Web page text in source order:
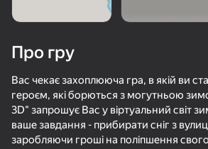
Ломай и Круши
Крафт боевой машины из блоков
76
Про гру
Вас чекає захоплююча гра, в якій ви
героєм, які борються з могутньою
3D" запрошує Вас у віртуальний світ
ваше завдання - прибирати сніг з
заробляючи гроші на поліпшення